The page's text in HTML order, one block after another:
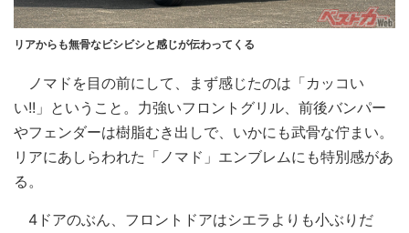
リアからも無骨なビシビシと感じが伝わってくる
ノマドを目の前にして、まず感じたのは「カッコい
い!!」ということ。力強いフロントグリル、前後バンパー
やフェンダーは樹脂むき出しで、いかにも武骨な佇まい。
リアにあしらわれた「ノマド」エンブレムにも特別感があ
る。
4ドアのぶん、フロントドアはシエラよりも小ぶりだ